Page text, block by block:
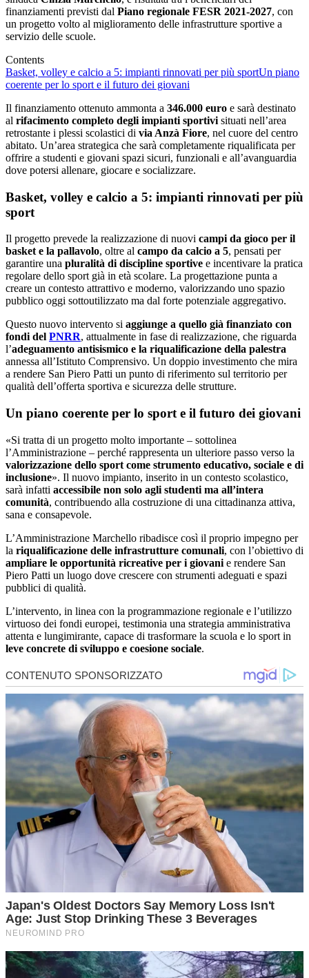
finanziamenti previsti dal Piano regionale FESR 2021-2027, con
un progetto volto al miglioramento delle infrastrutture sportive a
servizio delle scuole.
Contents
Basket, volley e calcio a 5: impianti rinnovati per più sportUn piano
coerente per lo sport e il futuro dei giovani
Il finanziamento ottenuto ammonta a 346.000 euro e sarà destinato
al rifacimento completo degli impianti sportivi situati nell’area
retrostante i plessi scolastici di via Anzà Fiore, nel cuore del centro
abitato. Un’area strategica che sarà completamente riqualificata per
offrire a studenti e giovani spazi sicuri, funzionali e all’avanguardia
dove potersi allenare, giocare e socializzare.
Basket, volley e calcio a 5: impianti rinnovati per più
sport
Il progetto prevede la realizzazione di nuovi campi da gioco per il
basket e la pallavolo, oltre al campo da calcio a 5, pensati per
garantire una pluralità di discipline sportive e incentivare la pratica
regolare dello sport già in età scolare. La progettazione punta a
creare un contesto attrattivo e moderno, valorizzando uno spazio
pubblico oggi sottoutilizzato ma dal forte potenziale aggregativo.
Questo nuovo intervento si aggiunge a quello già finanziato con
fondi del PNRR, attualmente in fase di realizzazione, che riguarda
l’adeguamento antisismico e la riqualificazione della palestra
annessa all’Istituto Comprensivo. Un doppio investimento che mira
a rendere San Piero Patti un punto di riferimento sul territorio per
qualità dell’offerta sportiva e sicurezza delle strutture.
Un piano coerente per lo sport e il futuro dei giovani
«Si tratta di un progetto molto importante – sottolinea
l’Amministrazione – perché rappresenta un ulteriore passo verso la
valorizzazione dello sport come strumento educativo, sociale e di
inclusione». Il nuovo impianto, inserito in un contesto scolastico,
sarà infatti accessibile non solo agli studenti ma all’intera
comunità, contribuendo alla costruzione di una cittadinanza attiva,
sana e consapevole.
L’Amministrazione Marchello ribadisce così il proprio impegno per
la riqualificazione delle infrastrutture comunali, con l’obiettivo di
ampliare le opportunità ricreative per i giovani e rendere San
Piero Patti un luogo dove crescere con strumenti adeguati e spazi
pubblici di qualità.
L’intervento, in linea con la programmazione regionale e l’utilizzo
virtuoso dei fondi europei, testimonia una strategia amministrativa
attenta e lungimirante, capace di trasformare la scuola e lo sport in
leve concrete di sviluppo e coesione sociale.